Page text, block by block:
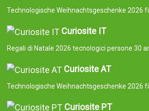
Technologische Weihnachtsgeschenke 2026
Curiosite IT
Regali di Natale 2026 tecnologici persone 30
Curiosite AT
Technologische Weihnachtsgeschenke 2026
Curiosite PT